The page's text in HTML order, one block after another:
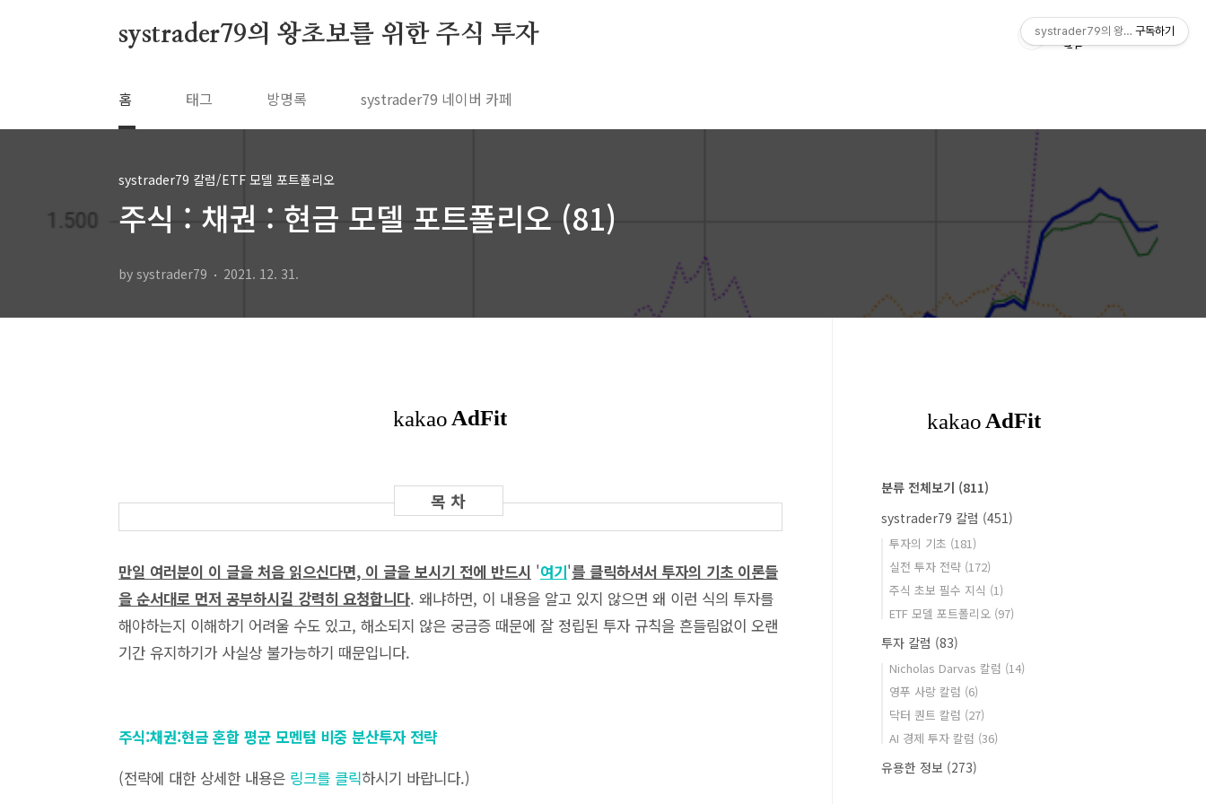
systrader79의 왕초보를 위한 주식 투자
홈 태그 방명록 systrader79 네이버 카페
systrader79 칼럼/ETF 모델 포트폴리오
주식 : 채권 : 현금 모델 포트폴리오 (81)
by systrader79 2021. 12. 31.
만일 여러분이 이 글을 처음 읽으신다면, 이 글을 보시기 전에 반드시 '여기'를 클릭하셔서 투자의 기초 이론들
을 순서대로 먼저 공부하시길 강력히 요청합니다. 왜냐하면, 이 내용을 알고 있지 않으면 왜 이런 식의 투자를
해야하는지 이해하기 어려울 수도 있고, 해소되지 않은 궁금증 때문에 잘 정립된 투자 규칙을 흔들림없이 오랜
기간 유지하기가 사실상 불가능하기 때문입니다.
주식:채권:현금 혼합 평균 모멘텀 비중 분산투자 전략
(전략에 대한 상세한 내용은 링크를 클릭하시기 바랍니다.)
분류 전체보기 (811)
systrader79 칼럼 (451)
투자의 기초 (181)
실전 투자 전략 (172)
주식 초보 필수 지식 (1)
ETF 모델 포트폴리오 (97)
투자 칼럼 (83)
Nicholas Darvas 칼럼 (14)
영푸 사랑 칼럼 (6)
닥터 퀀트 칼럼 (27)
AI 경제 투자 칼럼 (36)
유용한 정보 (273)
systrader79의 왕초보를 위한 주식
구독하기